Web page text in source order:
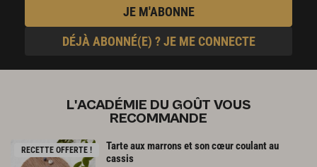
JE M'ABONNE
DÉJÀ ABONNÉ(E) ? JE ME CONNECTE
L'ACADÉMIE DU GOÛT VOUS
RECOMMANDE
RECETTE OFFERTE !
Tarte aux marrons et son cœur coulant au
cassis